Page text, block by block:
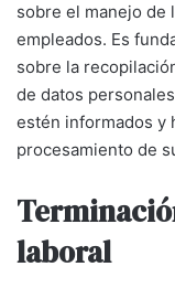
sobre el manejo de
empleados. Es
sobre la
de datos
estén informados y
procesamiento de
laboral